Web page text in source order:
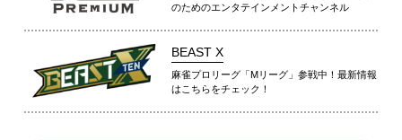
のためのエンタテインメントチャンネル
BEAST X
麻雀プロリーグ「Mリーグ」参戦中！最新情報
はこちらをチェック！